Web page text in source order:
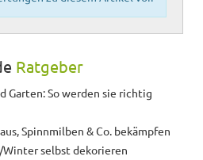
Ratgeber
Garten: So werden sie richtig
Spinnmilben & Co. bekämpfen
selbst dekorieren